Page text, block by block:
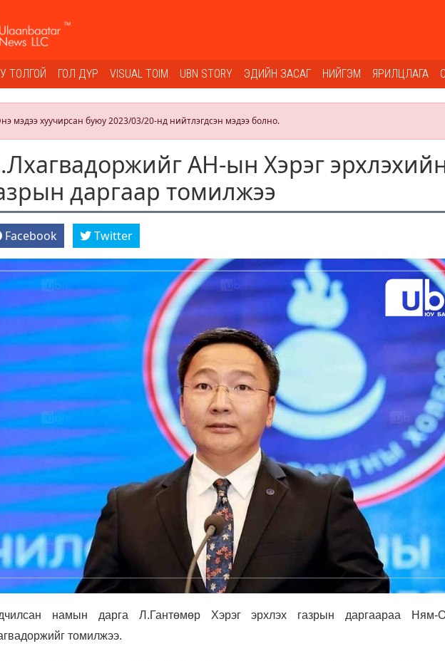
ТОЛГОЙ ГОЛ ДҮР VISUAL TOIM UBN STORY ЭДИЙН ЗАСАГ НИЙГЭМ ЯРИЛЦЛАГА
мэдээ хуучирсан буюу 2023/03/20-нд нийтлэгдсэн мэдээ болно.
АН-ын Хэрэг
даргаар томилжээ
Facebook Twitter
намын дарга Л.Гантөмөр Хэрэг эрхлэх газрын даргаараа Ням-
томилжээ.